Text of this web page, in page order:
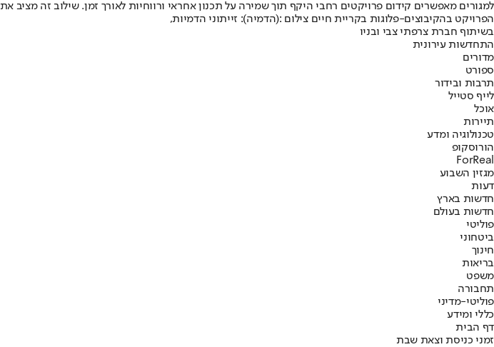
למגורים מאפשרים קידום פרויקטים רחבי היקף תוך שמירה על תכנון אחראי ורווחיות לאורך זמן. שילוב זה
הפרויקט בהקיבוצים-פלוגות בקריית חיים צילום :(הדמיה): זייתוני הדמיות,
בשיתוף חברת צרפתי צבי ובניו
התחדשות עירונית
מדורים
ספורט
תרבות ובידור
לייף סטייל
אוכל
תיירות
טכנולוגיה ומדע
הורוסקופ
ForReal
מגזין השבוע
דעות
חדשות בארץ
חדשות בעולם
פוליטי
ביטחוני
חינוך
בריאות
משפט
תחבורה
פוליטי-מדיני
כללי ומידע
דף הבית
זמני כניסת וצאת שבת